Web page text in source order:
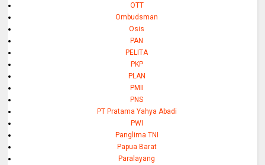
OTT
Ombudsman
Osis
PAN
PELITA
PKP
PLAN
PMII
PNS
PT Pratama Yahya Abadi
PWI
Panglima TNI
Papua Barat
Paralayang